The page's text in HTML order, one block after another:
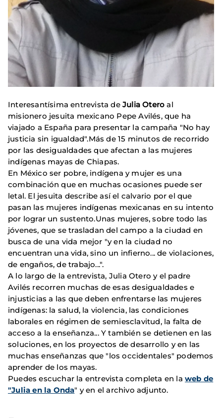
Interesantísima entrevista deJulia Otero al
misionero jesuita mexicano Pepe Avilés, que ha
viajado a España para presentar la campaña "No hay
justicia sin igualdad".Más de 15 minutos de recorrido
por las desigualdades que afectan a las mujeres
indígenas mayas de Chiapas.
En México ser pobre, indígena y mujer es una
combinación que en muchas ocasiones puede ser
letal. El jesuita describe así el calvario por el que
pasan las mujeres indígenas mexicanas en su intento
por lograr un sustento.Unas mujeres, sobre todo las
jóvenes, que se trasladan del campo a la ciudad en
busca de una vida mejor "y en la ciudad no
encuentran una vida, sino un infierno... de violaciones,
de engaños, de trabajo...".
A lo largo de la entrevista, Julia Otero y el padre
Avilés recorren muchas de esas desigualdades e
injusticias a las que deben enfrentarse las mujeres
indígenas: la salud, la violencia, las condiciones
laborales en régimen de semiesclavitud, la falta de
acceso a la enseñanza... Y también se detienen en las
soluciones, en los proyectos de desarrollo y en las
muchas enseñanzas que "los occidentales" podemos
aprender de los mayas.
Puedes escuchar la entrevista completa en la web de
"Julia en la Onda" y en el archivo adjunto.